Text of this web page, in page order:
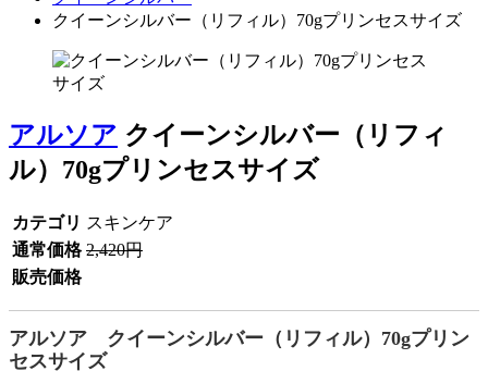
クイーンシルバー（リフィル）70gプリンセスサイズ
アルソア クイーンシルバー（リフィ
ル）70gプリンセスサイズ
カテゴリ スキンケア
通常価格 2,420円
販売価格
アルソア クイーンシルバー（リフィル）70gプリン
セスサイズ